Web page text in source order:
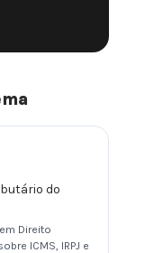
do
Direito
ICMS, IRPJ e